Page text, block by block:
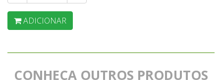
ADICIONAR
CONHEÇA OUTROS PRODUTOS